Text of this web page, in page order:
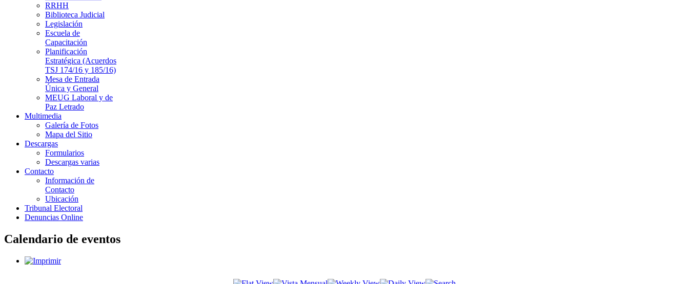
RRHH
Biblioteca Judicial
Legislación
Escuela de
Capacitación
Planificación
Estratégica (Acuerdos
TSJ 174/16 y 185/16)
Mesa de Entrada
Única y General
MEUG Laboral y de
Paz Letrado
Multimedia
Galería de Fotos
Mapa del Sitio
Descargas
Formularios
Descargas varias
Contacto
Información de
Contacto
Ubicación
Tribunal Electoral
Denuncias Online
Calendario de eventos